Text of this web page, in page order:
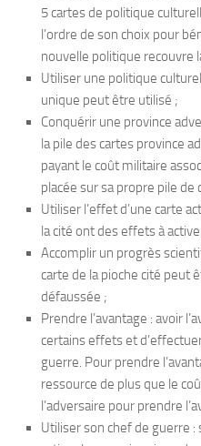
5 cartes de politique
l’ordre de son choix pour
nouvelle politique recouvre
Utiliser une politique
unique peut être utilisé ;
Conquérir une province
la pile des cartes province
payant le coût militaire
placée sur sa propre pile de
Utiliser l’effet d’une carte
la cité ont des effets à
Accomplir un progrès
carte de la pioche cité peut
défaussée ;
Prendre l’avantage : avoir
certains effets et
guerre. Pour prendre
ressource de plus que le
l’adversaire pour prendre
Utiliser son chef de guerre :